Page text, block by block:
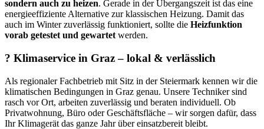
sondern auch zu heizen. Gerade in der Übergangszeit ist das eine
energieeffiziente Alternative zur klassischen Heizung. Damit das
auch im Winter zuverlässig funktioniert, sollte die Heizfunktion
vorab getestet und gewartet werden.
? Klimaservice in Graz – lokal & verlässlich
Als regionaler Fachbetrieb mit Sitz in der Steiermark kennen wir die
klimatischen Bedingungen in Graz genau. Unsere Techniker sind
rasch vor Ort, arbeiten zuverlässig und beraten individuell. Ob
Privatwohnung, Büro oder Geschäftsfläche – wir sorgen dafür, dass
Ihr Klimagerät das ganze Jahr über einsatzbereit bleibt.